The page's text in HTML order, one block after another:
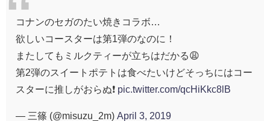
コナンのセガのたい焼きコラボ…
欲しいコースターは第1弾のなのに！
またしてもミルクティーが立ちはだかる😩
第2弾のスイートポテトは食べたいけどそっちにはコー
スターに推しがおらぬ❗️ pic.twitter.com/qcHiKkc8lB
— 三篠 (@misuzu_2m) April 3, 2019